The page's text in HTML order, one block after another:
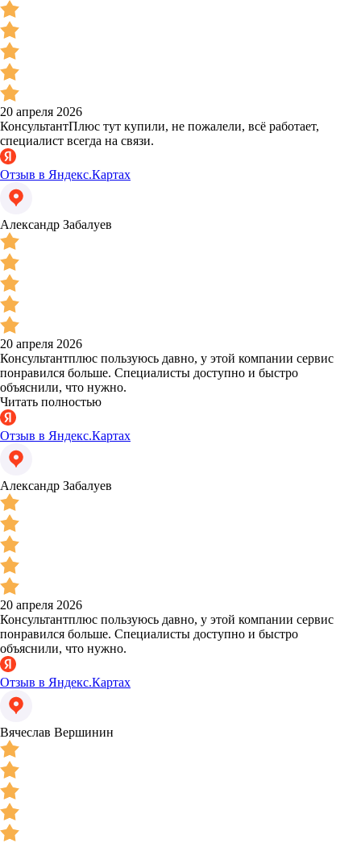
20 апреля 2026
КонсультантПлюс тут купили, не пожалели, всё работает,
специалист всегда на связи.
Отзыв в Яндекс.Картах
Александр Забалуев
20 апреля 2026
Консультантплюс пользуюсь давно, у этой компании сервис
понравился больше. Специалисты доступно и быстро
объяснили, что нужно.
Читать полностью
Отзыв в Яндекс.Картах
Александр Забалуев
20 апреля 2026
Консультантплюс пользуюсь давно, у этой компании сервис
понравился больше. Специалисты доступно и быстро
объяснили, что нужно.
Отзыв в Яндекс.Картах
Вячеслав Вершинин